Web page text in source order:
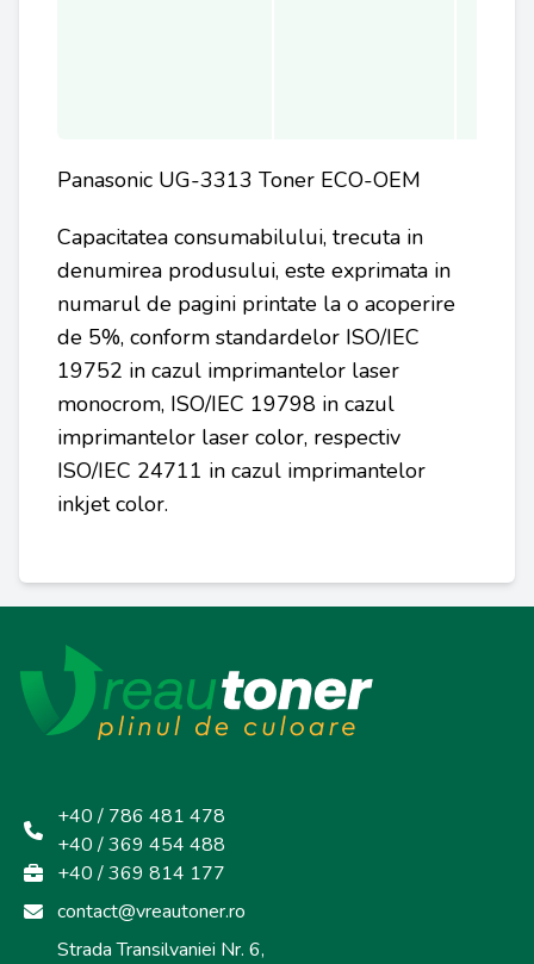
Panasonic UG-3313 Toner ECO-OEM
Capacitatea consumabilului, trecuta in
denumirea produsului, este exprimata in
numarul de pagini printate la o acoperire
de 5%, conform standardelor ISO/IEC
19752 in cazul imprimantelor laser
monocrom, ISO/IEC 19798 in cazul
imprimantelor laser color, respectiv
ISO/IEC 24711 in cazul imprimantelor
inkjet color.
+40 / 786 481 478
+40 / 369 454 488
+40 / 369 814 177
contact@vreautoner.ro
Strada Transilvaniei Nr. 6,